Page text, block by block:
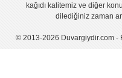
kağıdı kalitemiz ve diğer
dilediğiniz zaman
© 2013-2026 Duvargiydir.com -